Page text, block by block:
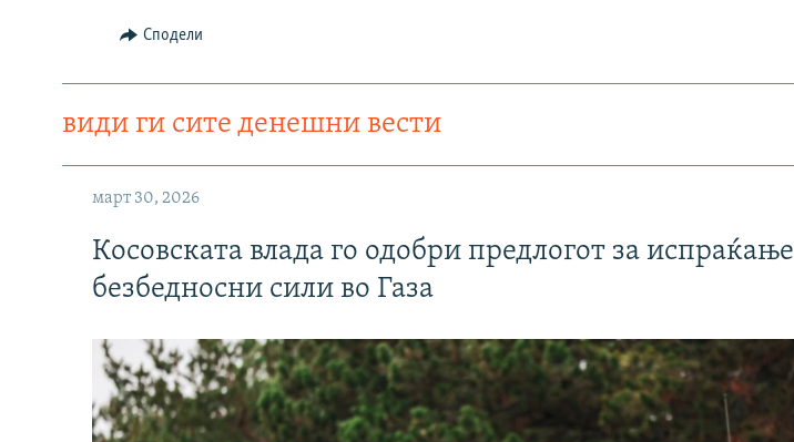
Сподели
види ги сите денешни вести
март 30, 2026
Косовската влада го одобри предлогот за испраќање
безбедносни сили во Газа